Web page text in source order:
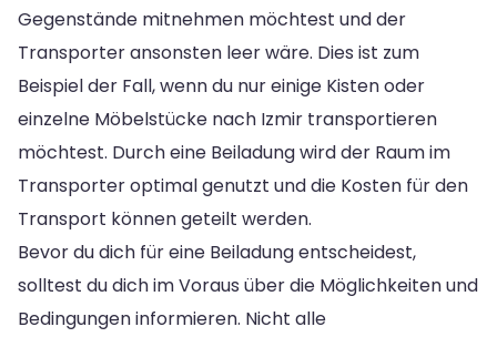
Gegenstände mitnehmen möchtest und der
Transporter ansonsten leer wäre. Dies ist zum
Beispiel der Fall, wenn du nur einige Kisten oder
einzelne Möbelstücke nach Izmir transportieren
möchtest. Durch eine Beiladung wird der Raum im
Transporter optimal genutzt und die Kosten für den
Transport können geteilt werden.
Bevor du dich für eine Beiladung entscheidest,
solltest du dich im Voraus über die Möglichkeiten und
Bedingungen informieren. Nicht alle